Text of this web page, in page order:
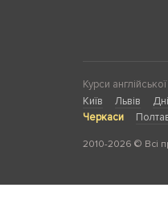
Курси
Київ
Львів
Черкаси
2010-2026 © Всі